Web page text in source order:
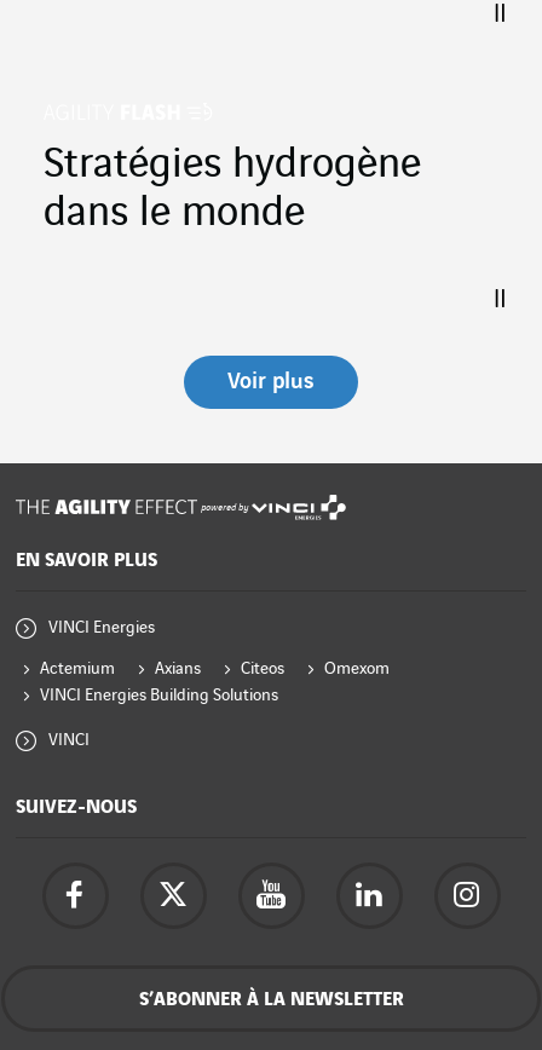
Stratégies hydrogène
dans le monde
Voir plus
powered by
EN SAVOIR PLUS
VINCI Energies
Actemium Axians Citeos
Omexom
VINCI Energies Building Solutions
VINCI
SUIVEZ-NOUS
S’ABONNER À LA NEWSLETTER